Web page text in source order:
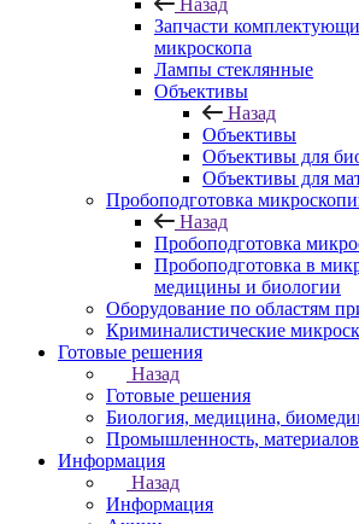
Назад
Запчасти
микроскопа
Лампы стеклянные
Объективы
Назад
Объективы
Объективы для
Объективы для
Пробоподготовка
Назад
Пробоподготовка
Пробоподготовка в
медицины и биологии
Оборудование по областям
Криминалистические
Готовые решения
Назад
Готовые решения
Биология, медицина,
Промышленность,
Информация
Назад
Информация